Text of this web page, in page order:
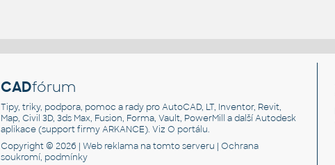
CADfórum
Tipy, triky, podpora, pomoc a rady pro AutoCAD, LT, Inventor, Revit,
Map, Civil 3D, 3ds Max, Fusion, Forma, Vault, PowerMill a další Autodesk
aplikace (support firmy ARKANCE). VizO portálu.
Copyright © 2026 |Web reklama na tomto serveru |Ochrana
soukromí, podmínky